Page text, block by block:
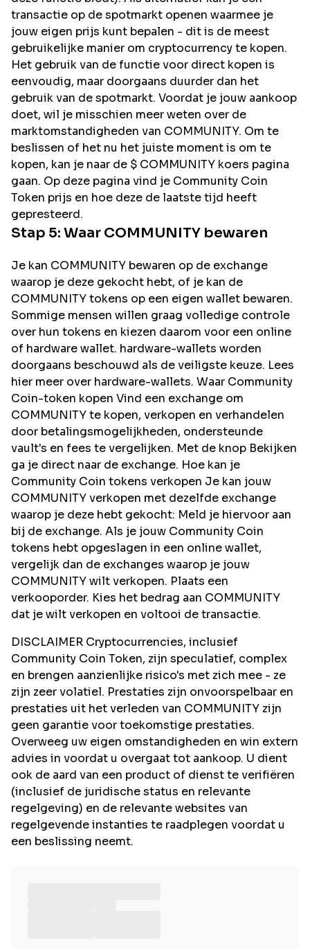
transactie op de spotmarkt openen waarmee je
jouw eigen prijs kunt bepalen - dit is de meest
gebruikelijke manier om cryptocurrency te kopen.
Het gebruik van de functie voor direct kopen is
eenvoudig, maar doorgaans duurder dan het
gebruik van de spotmarkt. Voordat je jouw aankoop
doet, wil je misschien meer weten over de
marktomstandigheden van COMMUNITY. Om te
beslissen of het nu het juiste moment is om te
kopen, kan je naar de $ COMMUNITY koers pagina
gaan. Op deze pagina vind je Community Coin
Token prijs en hoe deze de laatste tijd heeft
gepresteerd.
Stap 5: Waar COMMUNITY bewaren
Je kan COMMUNITY bewaren op de exchange
waarop je deze gekocht hebt, of je kan de
COMMUNITY tokens op een eigen wallet bewaren.
Sommige mensen willen graag volledige controle
over hun tokens en kiezen daarom voor een online
of hardware wallet. hardware-wallets worden
doorgaans beschouwd als de veiligste keuze. Lees
hier meer over hardware-wallets. Waar Community
Coin-token kopen Vind een exchange om
COMMUNITY te kopen, verkopen en verhandelen
door betalingsmogelijkheden, ondersteunde
vault's en fees te vergelijken. Met de knop Bekijken
ga je direct naar de exchange. Hoe kan je
Community Coin tokens verkopen Je kan jouw
COMMUNITY verkopen met dezelfde exchange
waarop je deze hebt gekocht: Meld je hiervoor aan
bij de exchange. Als je jouw Community Coin
tokens hebt opgeslagen in een online wallet,
vergelijk dan de exchanges waarop je jouw
COMMUNITY wilt verkopen. Plaats een
verkooporder. Kies het bedrag aan COMMUNITY
dat je wilt verkopen en voltooi de transactie.
DISCLAIMER Cryptocurrencies, inclusief
Community Coin Token, zijn speculatief, complex
en brengen aanzienlijke risico's met zich mee - ze
zijn zeer volatiel. Prestaties zijn onvoorspelbaar en
prestaties uit het verleden van COMMUNITY zijn
geen garantie voor toekomstige prestaties.
Overweeg uw eigen omstandigheden en win extern
advies in voordat u overgaat tot aankoop. U dient
ook de aard van een product of dienst te verifiëren
(inclusief de juridische status en relevante
regelgeving) en de relevante websites van
regelgevende instanties te raadplegen voordat u
een beslissing neemt.